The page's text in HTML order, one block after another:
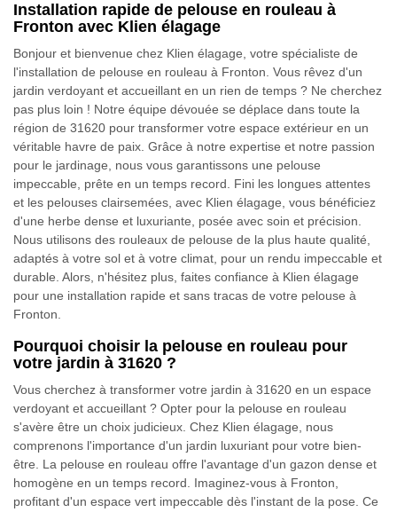
Installation rapide de pelouse en rouleau à
Fronton avec Klien élagage
Bonjour et bienvenue chez Klien élagage, votre spécialiste de
l'installation de pelouse en rouleau à Fronton. Vous rêvez d'un
jardin verdoyant et accueillant en un rien de temps ? Ne cherchez
pas plus loin ! Notre équipe dévouée se déplace dans toute la
région de 31620 pour transformer votre espace extérieur en un
véritable havre de paix. Grâce à notre expertise et notre passion
pour le jardinage, nous vous garantissons une pelouse
impeccable, prête en un temps record. Fini les longues attentes
et les pelouses clairsemées, avec Klien élagage, vous bénéficiez
d'une herbe dense et luxuriante, posée avec soin et précision.
Nous utilisons des rouleaux de pelouse de la plus haute qualité,
adaptés à votre sol et à votre climat, pour un rendu impeccable et
durable. Alors, n'hésitez plus, faites confiance à Klien élagage
pour une installation rapide et sans tracas de votre pelouse à
Fronton.
Pourquoi choisir la pelouse en rouleau pour
votre jardin à 31620 ?
Vous cherchez à transformer votre jardin à 31620 en un espace
verdoyant et accueillant ? Opter pour la pelouse en rouleau
s'avère être un choix judicieux. Chez Klien élagage, nous
comprenons l'importance d'un jardin luxuriant pour votre bien-
être. La pelouse en rouleau offre l'avantage d'un gazon dense et
homogène en un temps record. Imaginez-vous à Fronton,
profitant d'un espace vert impeccable dès l'instant de la pose. Ce